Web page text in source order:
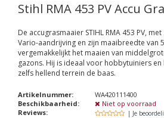
Stihl RMA 453 PV Accu
De accugrasmaaier STIHL RMA 453 PV, met
Vario-aandrijving en zijn maaibreedte van
vergemakkelijkt het maaien van
gazons. Hij is ideaal voor hobbytuiniers en
zelfs hellend terrein de baas.
Artikelnummer:
WA420111400
Beschikbaarheid:
Niet op voorraad
Reviews:
| Je